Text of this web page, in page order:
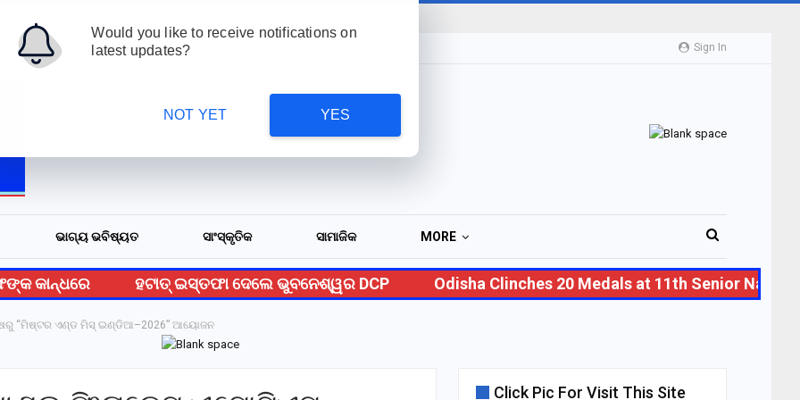
Sign In
ସାମାଜିକ ମୟୂରଭଞ୍ଜକୁ ଫେରିଲେ କୋଟାରେ ଫସି ଥିବା ଛାତ୍ରଛାତ୍ରୀ ।
ଭାଗ୍ୟ ଭବିଷ୍ୟତ ସାଂସ୍କୃତିକ ସାମାଜିକ MORE
ହଟାତ୍ ଇସ୍ତଫା ଦେଲେ ଭୁବନେଶ୍ୱର DCP Odisha Clinches 20 Medals at 11th Senior National
“ମିଷ୍ଟର ଏଣ୍ଡ ମିସ୍ ଇଣ୍ଡିଆ–2026” ଆୟୋଜନ
Click Pic For Visit This Site
Would you like to receive notifications on
latest updates?
YES
NOT YET